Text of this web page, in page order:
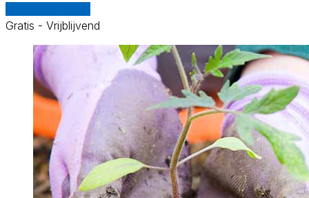
Gratis - Vrijblijvend